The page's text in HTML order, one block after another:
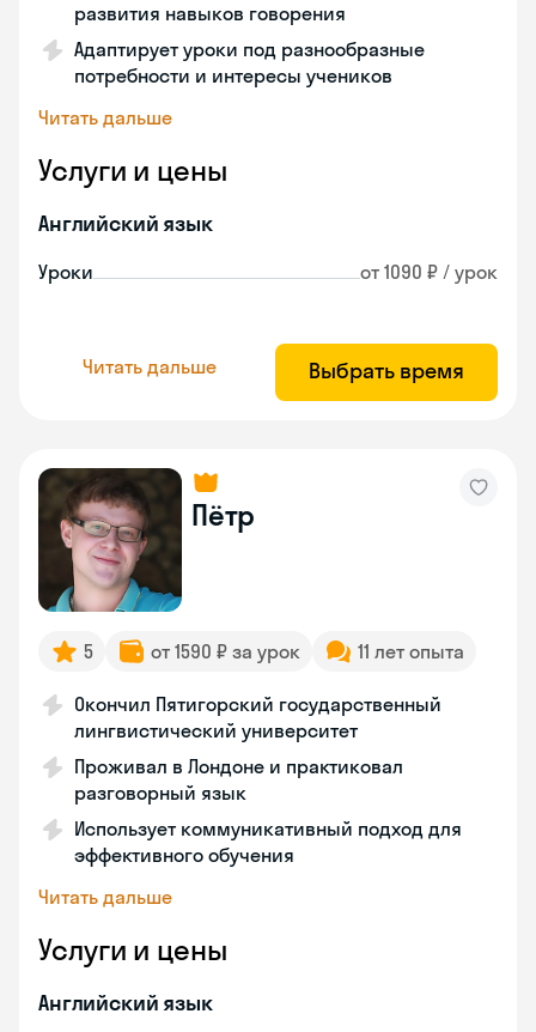
развития навыков говорения
Адаптирует уроки под разнообразные
потребности и интересы учеников
Читать дальше
Услуги и цены
Английский язык
Уроки от 1090 ₽ / урок
Читать дальше Выбрать время
Пётр
5 от 1590 ₽ за урок 11 лет опыта
Окончил Пятигорский государственный
лингвистический университет
Проживал в Лондоне и практиковал
разговорный язык
Использует коммуникативный подход для
эффективного обучения
Читать дальше
Услуги и цены
Английский язык